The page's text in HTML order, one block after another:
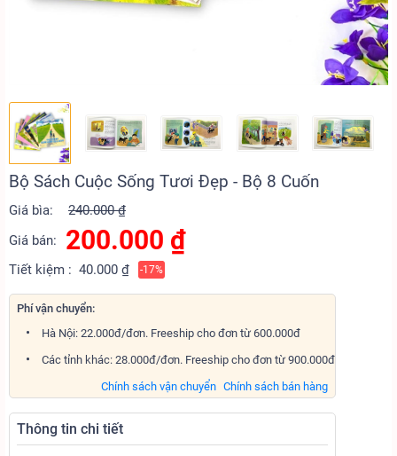
Bộ Sách Cuộc Sống Tươi Đẹp - Bộ 8 Cuốn
Giá bìa:
240.000 ₫
Giá bán:
200.000 ₫
Tiết kiệm : 40.000 ₫ -17%
Phí vận chuyển:
Hà Nội: 22.000đ/đơn. Freeship cho đơn từ 600.000đ
Các tỉnh khác: 28.000đ/đơn. Freeship cho đơn từ 900.000đ
Chính sách bán hàng
Chính sách vận chuyển
Thông tin chi tiết